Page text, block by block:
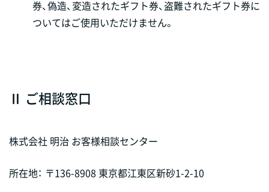
券、偽造、変造されたギフト券、盗難されたギフト券に
ついてはご使用いただけません。
Ⅱ ご相談窓口
株式会社 明治 お客様相談センター
所在地： 〒136-8908 東京都江東区新砂1-2-10